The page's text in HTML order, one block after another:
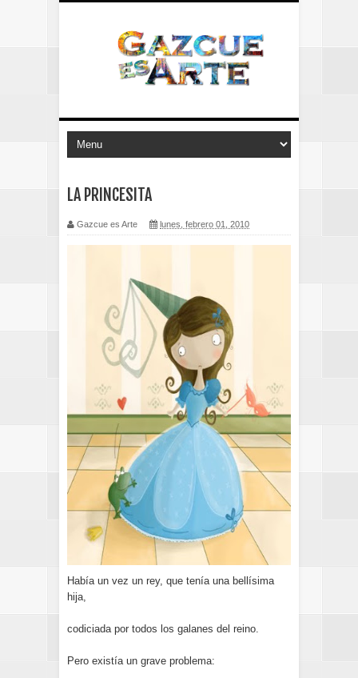
LA PRINCESITA
Gazcue es Arte lunes, febrero 01, 2010
Había un vez un rey, que tenía una bellísima
hija,
codiciada por todos los galanes del reino.
Pero existía un grave problema: